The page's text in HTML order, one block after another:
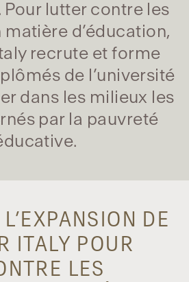
Pour lutter contre les
d’éducation,
recrute et forme
de l’université
dans les milieux les
par la pauvreté
DE
ITALY POUR
LES